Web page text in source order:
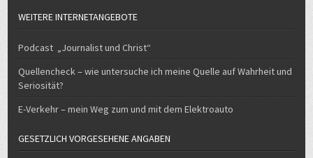
WEITERE INTERNETANGEBOTE
Podcast „Journalist und Christ“
Quellencheck – wie untersuche ich meine Quelle auf Wahrheit und
Seriosität?
E-Verkehr – mein Weg zum und mit dem Elektroauto
GESETZLICH VORGESEHENE ANGABEN